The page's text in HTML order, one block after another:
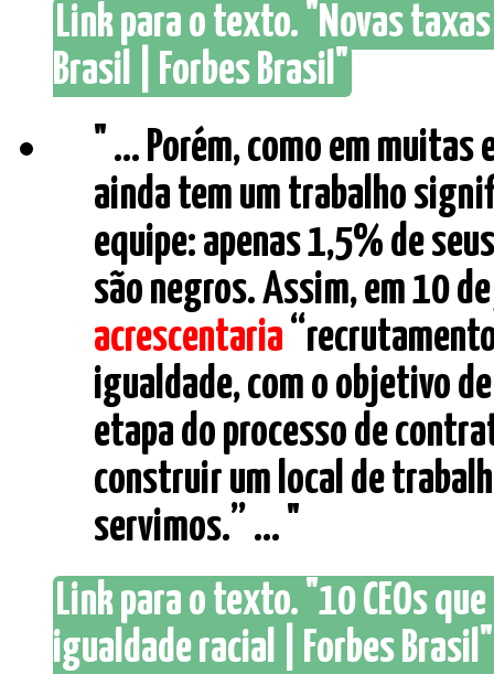
Link para o texto. "Novas
Brasil | Forbes Brasil"
" ... Porém, como em
ainda tem um trabalho
equipe: apenas 1,5% de
são negros. Assim, em 10
acrescentaria
igualdade, com o objetivo
etapa do processo de
construir um local de
servimos.” ... "
Link para o texto. "10 CEOs
igualdade racial | Forbes Brasil"